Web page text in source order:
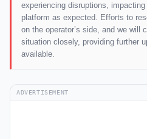
experiencing disruptions,
platform as expected. Efforts to
on the operator’s side, and we will
situation closely, providing further
available.
ADVERTISEMENT